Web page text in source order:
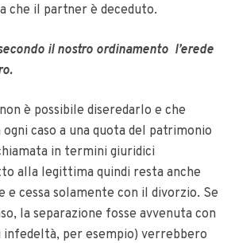
che il partner è deceduto.
il nostro ordinamento l’erede
è possibile diseredarlo e che
caso a una quota del patrimonio
in termini giuridici
alla legittima quindi resta anche
e cessa solamente con il divorzio. Se
la separazione fosse avvenuta con
infedeltà, per esempio) verrebbero